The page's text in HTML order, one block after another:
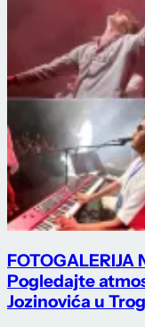
Pogledajte
Jozinovića u